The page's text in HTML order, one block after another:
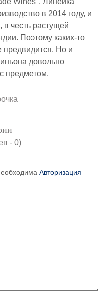
в 2014 году, и
в честь растущей
Поэтому каких-то
предвидится. Но и
довольно
предметом.
- 0)
Авторизация